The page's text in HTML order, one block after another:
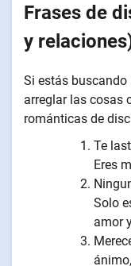
Frases de
y
Si estás
arreglar las cosas
románticas de
Te
Eres
Solo
amor